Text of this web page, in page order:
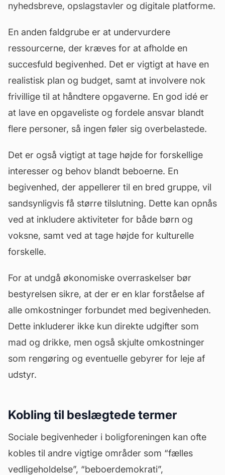
nyhedsbreve, opslagstavler og digitale platforme.
En anden faldgrube er at undervurdere
ressourcerne, der kræves for at afholde en
succesfuld begivenhed. Det er vigtigt at have en
realistisk plan og budget, samt at involvere nok
frivillige til at håndtere opgaverne. En god idé er
at lave en opgaveliste og fordele ansvar blandt
flere personer, så ingen føler sig overbelastede.
Det er også vigtigt at tage højde for forskellige
interesser og behov blandt beboerne. En
begivenhed, der appellerer til en bred gruppe, vil
sandsynligvis få større tilslutning. Dette kan opnås
ved at inkludere aktiviteter for både børn og
voksne, samt ved at tage højde for kulturelle
forskelle.
For at undgå økonomiske overraskelser bør
bestyrelsen sikre, at der er en klar forståelse af
alle omkostninger forbundet med begivenheden.
Dette inkluderer ikke kun direkte udgifter som
mad og drikke, men også skjulte omkostninger
som rengøring og eventuelle gebyrer for leje af
udstyr.
Kobling til beslægtede termer
Sociale begivenheder i boligforeningen kan ofte
kobles til andre vigtige områder som “fælles
vedligeholdelse”, “beboerdemokrati”,